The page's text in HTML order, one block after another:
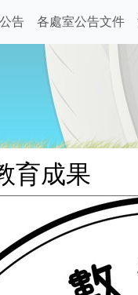
告 各處室公告文件
育成果